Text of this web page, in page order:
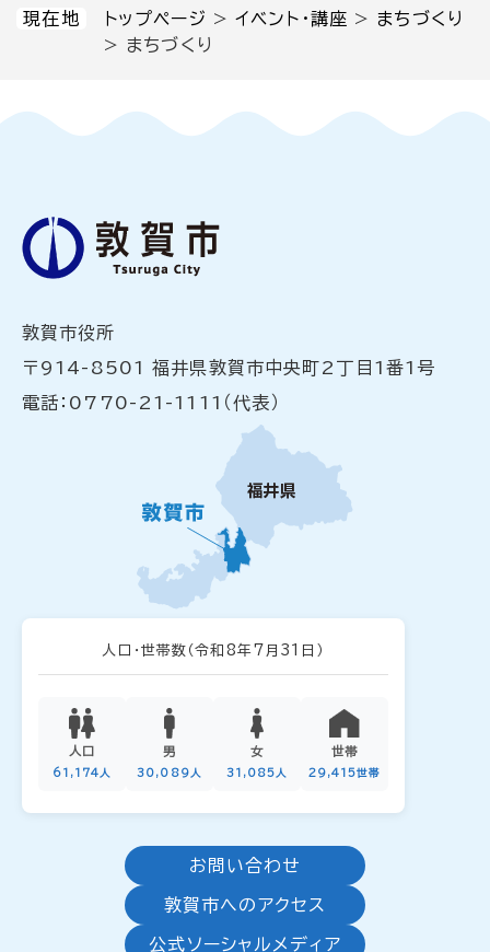
現在地 トップページ >イベント・講座 > まちづくり
> まちづくり
敦賀市役所
〒914-8501 福井県敦賀市中央町2丁目1番1号
電話：0770-21-1111（代表）
人口・世帯数 （令和8年7月31日）
人口
61,174人
男
30,089人
女
31,085人
世帯
29,415世帯
お問い合わせ
敦賀市へのアクセス
公式ソーシャルメディア